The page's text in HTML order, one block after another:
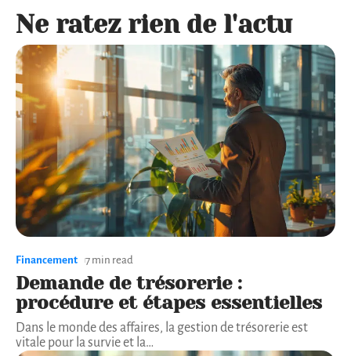
Ne ratez rien de l'actu
Financement 7 min read
Demande de trésorerie :
procédure et étapes essentielles
Dans le monde des affaires, la gestion de trésorerie est
vitale pour la survie et la…